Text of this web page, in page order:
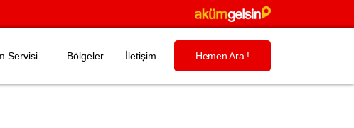
Servisi Bölgeler İletişim Hemen Ara !